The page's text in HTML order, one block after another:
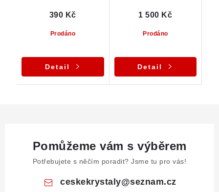
Prodáno
390 Kč
Detail
Prodáno
1 500 Kč
Detail
Pomůžeme vám s výběrem
Potřebujete s něčím poradit? Jsme tu pro vás!
ceskekrystaly@seznam.cz